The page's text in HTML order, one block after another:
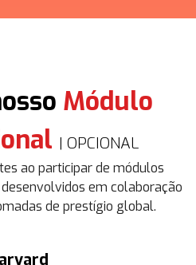
Módulo
| OPCIONAL
ao participar de módulos
em colaboração
de prestígio global.